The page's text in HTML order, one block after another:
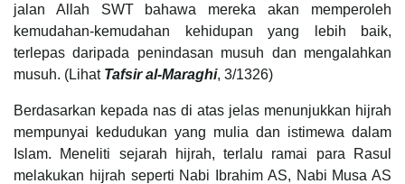
jalan Allah SWT bahawa mereka akan memperoleh
kemudahan-kemudahan kehidupan yang lebih baik,
terlepas daripada penindasan musuh dan mengalahkan
musuh. (Lihat Tafsir al-Maraghi, 3/1326)
Berdasarkan kepada nas di atas jelas menunjukkan hijrah
mempunyai kedudukan yang mulia dan istimewa dalam
Islam. Meneliti sejarah hijrah, terlalu ramai para Rasul
melakukan hijrah seperti Nabi Ibrahim AS, Nabi Musa AS